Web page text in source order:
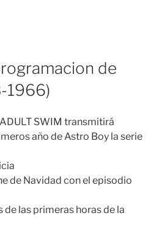
de
1966)
SWIM transmitirá
año de Astro Boy la serie
de Navidad con el episodio
las primeras horas de la